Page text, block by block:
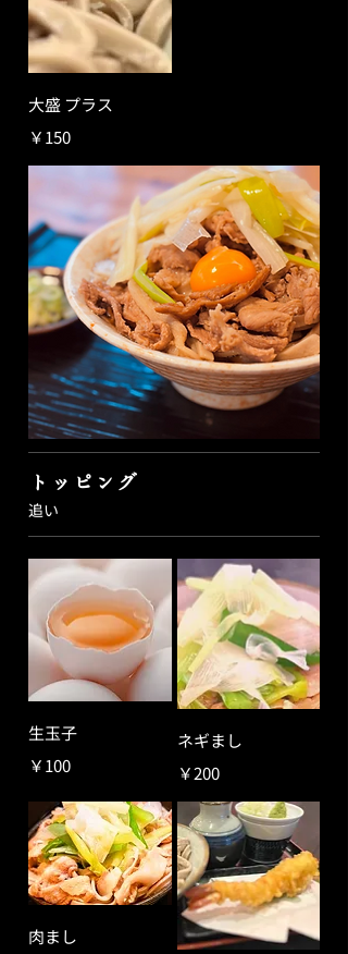
大盛 プラス
￥150
トッピング
追い
生玉子
￥100
ネギまし
￥200
肉まし